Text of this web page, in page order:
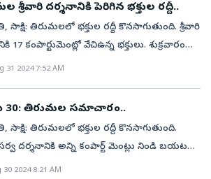
శ్రీవారి దర్శనానికి పెరిగిన భక్తుల రద్దీ..
సాక్షి: తిరుమలలో భక్తుల రద్దీ కొనసాగుతుంది. శ్రీవారి
17 కంపార్టుమెంట్లో వేచిఉన్న భక్తులు. శుక్రవారం
వరకు 65,080 మంది స్వామివారిని
స్లాట్ (SSD) దర్శనానికి 6 కంపార్ట్
వేచి ఉన్న భక్తులకు 3 గంటల సమయం. ఉచిత
సుమారు 12 గంటల సమయం, ప్రత్యేక ప్రవేశ
కలిగిన భక్తులకు 2 గంటల్లో దర్శనం
31 2024 7:52 AM
30: తిరుమల సమాచారం..
సాక్షి: తిరుమలలో భక్తుల రద్దీ కొనసాగుతుంది.
దర్శనానికి అన్ని కంపార్ట్ మెంట్లు నిండి బయట
వేచి ఉన్న భక్తులు. గురువారం అర్ధరాత్రి వరకు
30 2024 8:21 AM